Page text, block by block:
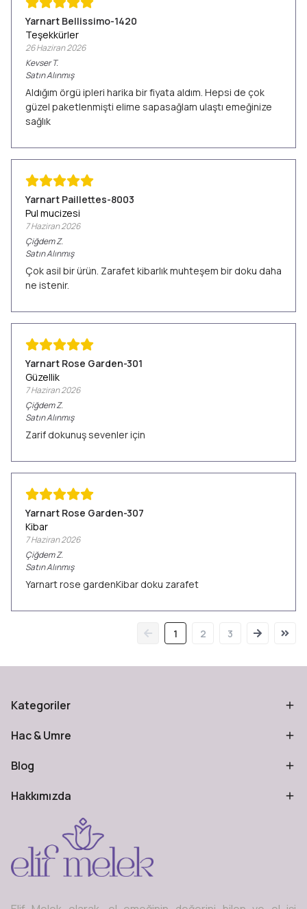
Yarnart Bellissimo-1420
Teşekkürler
26 Haziran 2026
Kevser T.
Satın Alınmış
Aldığım örgü ipleri harika bir fiyata aldım. Hepsi de çok
güzel paketlenmişti elime sapasağlam ulaştı emeğinize
sağlık
Yarnart Paillettes-8003
Pul mucizesi
7 Haziran 2026
ÇiğdemZ.
Satın Alınmış
Çok asil bir ürün. Zarafet kibarlık muhteşem bir doku daha
ne istenir.
Yarnart Rose Garden-301
Güzellik
7 Haziran 2026
ÇiğdemZ.
Satın Alınmış
Zarif dokunuş sevenler için
Yarnart Rose Garden-307
Kibar
7 Haziran 2026
ÇiğdemZ.
Satın Alınmış
Yarnart rose gardenKibar doku zarafet
1 2 3
Kategoriler
Hac & Umre
Blog
Hakkımızda